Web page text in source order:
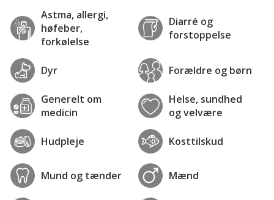
Astma, allergi,
høfeber,
forkølelse
Diarré og
forstoppelse
Dyr Forældre og børn
Generelt om
medicin
Helse, sundhed
og velvære
Hudpleje Kosttilskud
Mund og tænder Mænd